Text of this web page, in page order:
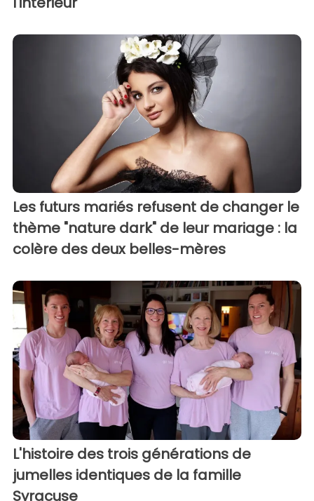
Les futurs mariés refusent de changer le
thème "nature dark" de leur mariage : la
colère des deux belles-mères
L'histoire des trois générations de
jumelles identiques de la famille
Syracuse